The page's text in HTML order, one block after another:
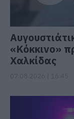
«Κόκκινο»
Χαλκίδας